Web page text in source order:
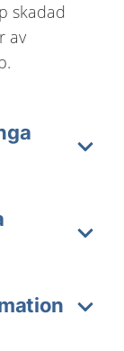
skadad
av